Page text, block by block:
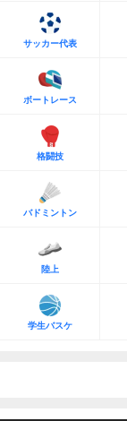
サッカー代表
ボートレース
格闘技
バドミントン
陸上
学生バスケ